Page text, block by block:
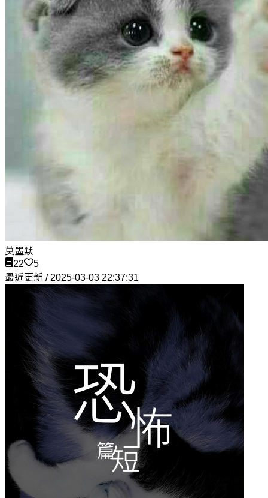
莫墨默
22
5
最近更新 / 2025-03-03 22:37:31